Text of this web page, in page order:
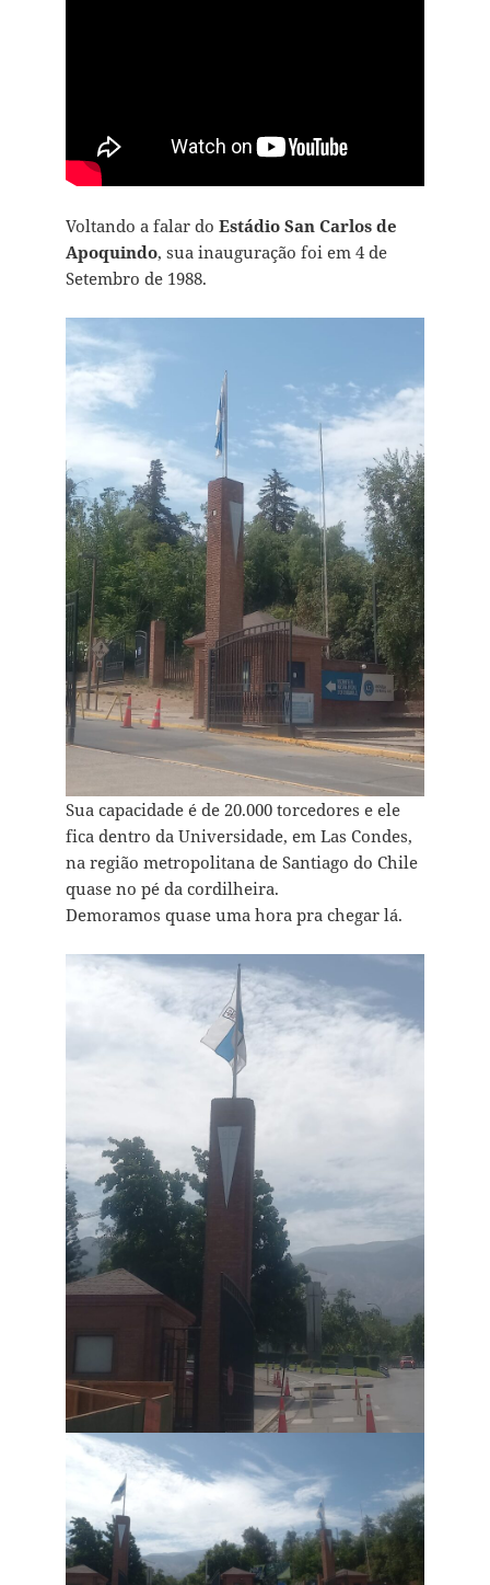
Voltando a falar do Estádio San Carlos de
Apoquindo, sua inauguração foi em 4 de
Setembro de 1988.
Sua capacidade é de 20.000 torcedores e ele
fica dentro da Universidade, em Las Condes,
na região metropolitana de Santiago do Chile
quase no pé da cordilheira.
Demoramos quase uma hora pra chegar lá.